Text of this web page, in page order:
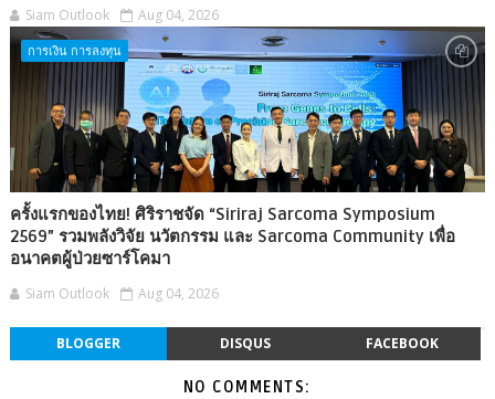
Siam Outlook Aug 04, 2026
การเงิน การลงทุน
ครั้งแรกของไทย! ศิริราชจัด “Siriraj Sarcoma Symposium
2569” รวมพลังวิจัย นวัตกรรม และ Sarcoma Community เพื่อ
อนาคตผู้ป่วยซาร์โคมา
Siam Outlook Aug 04, 2026
BLOGGER DISQUS FACEBOOK
NO COMMENTS: